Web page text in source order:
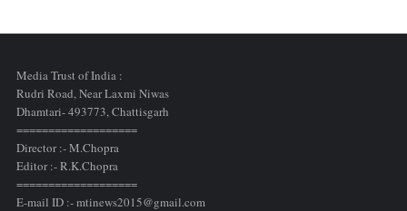
Media Trust of India :
Rudri Road, Near Laxmi Niwas
Dhamtari- 493773,Chattisgarh
===================
Director :- M.Chopra
Editor :- R.K.Chopra
===================
E-mail ID :- mtinews2015@gmail.com